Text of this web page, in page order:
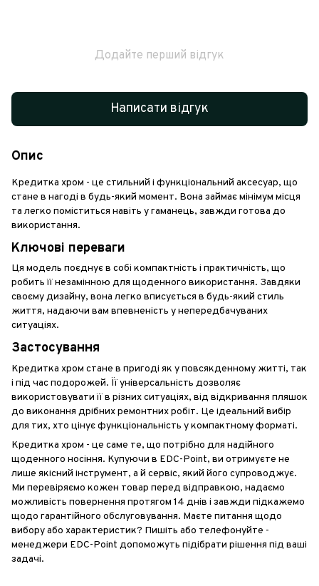
Додайте перший відгук
Написати відгук
Опис
Кредитка хром - це стильний і функціональний аксесуар, що
стане в нагоді в будь-який момент. Вона займає мінімум місця
та легко поміститься навіть у гаманець, завжди готова до
використання.
Ключові переваги
Ця модель поєднує в собі компактність і практичність, що
робить її незамінною для щоденного використання. Завдяки
своєму дизайну, вона легко вписується в будь-який стиль
життя, надаючи вам впевненість у непередбачуваних
ситуаціях.
Застосування
Кредитка хром стане в пригоді як у повсякденному житті, так
і під час подорожей. Її універсальність дозволяє
використовувати її в різних ситуаціях, від відкривання пляшок
до виконання дрібних ремонтних робіт. Це ідеальний вибір
для тих, хто цінує функціональність у компактному форматі.
Кредитка хром - це саме те, що потрібно для надійного
щоденного носіння. Купуючи в EDC-Point, ви отримуєте не
лише якісний інструмент, а й сервіс, який його супроводжує.
Ми перевіряємо кожен товар перед відправкою, надаємо
можливість повернення протягом 14 днів і завжди підкажемо
щодо гарантійного обслуговування. Маєте питання щодо
вибору або характеристик? Пишіть або телефонуйте -
менеджери EDC-Point допоможуть підібрати рішення під ваші
задачі.